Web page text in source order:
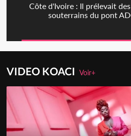
Côte d'Ivoire : Il prélevait
souterrains du pont
VIDEO KOACIVoir+